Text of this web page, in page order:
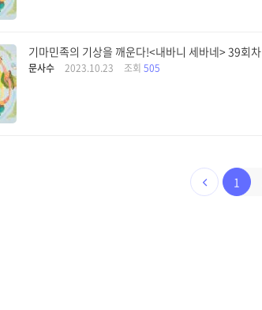
기마민족의 기상을 깨운다!<내바니 세바네> 39회차
문사수 2023.10.23 조회 505
1